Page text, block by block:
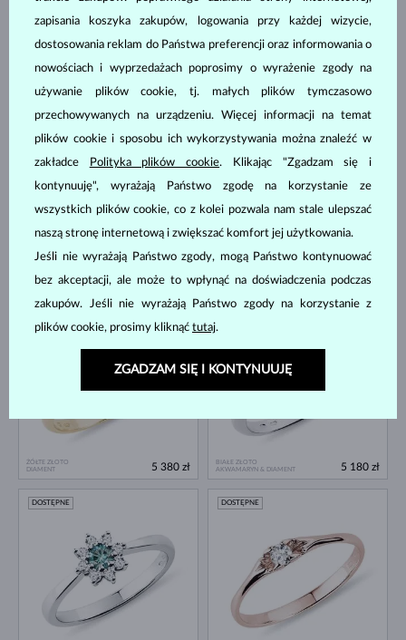
DIAMENT
4 780 zł
DIAMENT
5 580 zł
DIAMENT
3 380 zł
DIAMENT & DIAMENT
5 980 zł
ŻÓŁTE ZŁOTO
DIAMENT
5 380 zł
BIAŁE ZŁOTO
AKWAMARYN & DIAMENT
5 180 zł
DOSTĘPNE DOSTĘPNE
zapisania koszyka zakupów, logowania przy każdej wizycie,
dostosowania reklam do Państwa preferencji oraz informowania o
nowościach i wyprzedażach poprosimy o wyrażenie zgody na
używanie plików cookie, tj. małych plików tymczasowo
przechowywanych na urządzeniu. Więcej informacji na temat
plików cookie i sposobu ich wykorzystywania można znaleźć w
zakładce
Polityka plików cookie. Klikając "Zgadzam się i
kontynuuję", wyrażają Państwo zgodę na korzystanie ze
wszystkich plików cookie, co z kolei pozwala nam stale ulepszać
naszą stronę internetową i zwiększać komfort jej użytkowania.
Jeśli nie wyrażają Państwo zgody, mogą Państwo kontynuować
bez akceptacji, ale może to wpłynąć na doświadczenia podczas
zakupów. Jeśli nie wyrażają Państwo zgody na korzystanie z
plików cookie, prosimy kliknąć tutaj.
ZGADZAM SIĘ I KONTYNUUJĘ